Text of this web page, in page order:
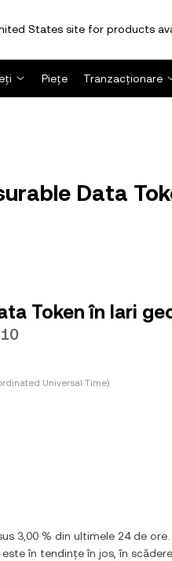
States site for products
Piețe Tranzacționare
Data
Token în lari
Universal Time)
3,00 % din ultimele 24 de
în tendințe în jos, în